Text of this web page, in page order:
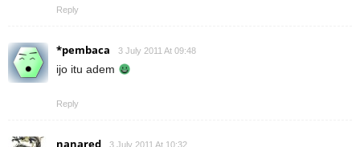
Reply
*pembaca 3 July 2011 At 09:48
ijo itu adem
Reply
nanared 3 July 2011 At 10:32